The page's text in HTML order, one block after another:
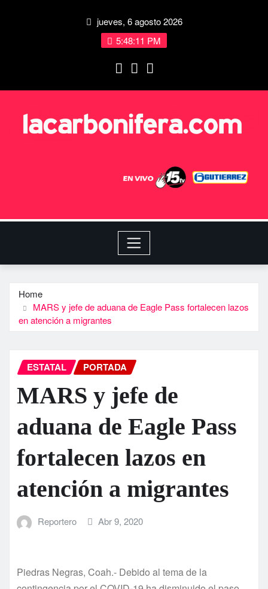
jueves, 6 agosto 2026
5:48:11 PM
Home
MARS y jefe de aduana de Eagle Pass fortalecen lazos
en atención a migrantes
ESTATAL PORTADA
MARS y jefe de
aduana de Eagle Pass
fortalecen lazos en
atención a migrantes
Reportero Abr 9, 2020
Piedras Negras, Coah.- Debido al tema de la